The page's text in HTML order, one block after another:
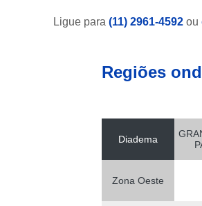
Ligue para(11) 2961-4592ou
Regiões
Diadema
Zona Oeste